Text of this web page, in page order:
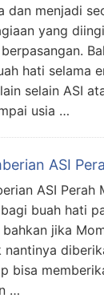
dan menjadi
yang
hati selama
selain ASI
usia …
ASI
ASI Perah
buah hati
jika
bisa
…